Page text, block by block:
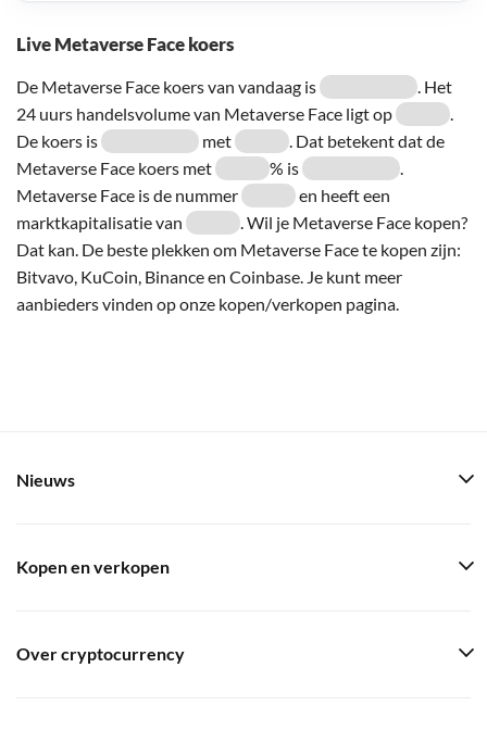
Live Metaverse Face koers
De Metaverse Face koers van vandaag is
. Het
24 uurs handelsvolume van Metaverse Face ligt op
.
De koers is
met
. Dat betekent dat de
Metaverse Face koers met
% is
.
Metaverse Face is de nummer
en heeft een
marktkapitalisatie van
. Wil je Metaverse Face kopen?
Dat kan. De beste plekken om Metaverse Face te kopen zijn:
Bitvavo, KuCoin, Binance en Coinbase. Je kunt meer
aanbieders vinden op onze kopen/verkopen pagina.
Nieuws
Kopen en verkopen
Over cryptocurrency